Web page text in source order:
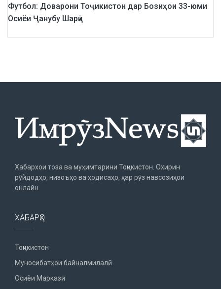
Футбол: Доварони Тоҷикистон дар Бозиҳои 33-юми
Осиёи Ҷанубу Шарқӣ
Хабархои тоза ва муҳимтарини Тоҷикистон. Охирин
рӯйдодҳо, низоъҳо ва ҳодисаҳо, ҳар рӯз навсозиҳои
онлайн.
ХАБАРҲО
Тоҷикистон
Муносибатҳои байналмилалӣ
Осиёи Марказӣ